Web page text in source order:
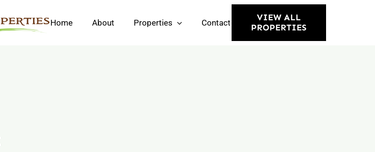
Home About Properties Contact
VIEW ALL
PROPERTIES